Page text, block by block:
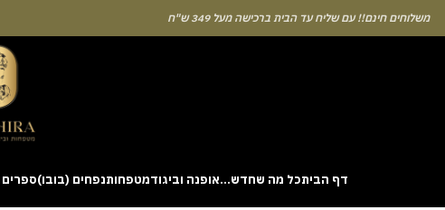
חינם!! עם שליח עד הבית ברכישה מעל 349 ש"ח
דף הביתכל מה שחדש…אופנה וביגודמטפחותנפחים (בובו)ספרים